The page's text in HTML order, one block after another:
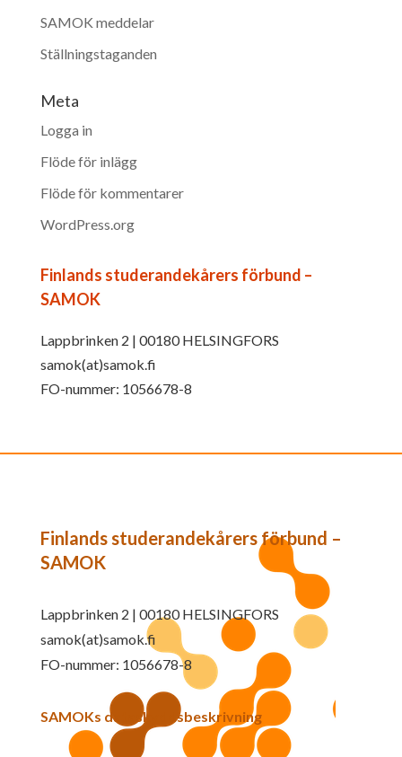
SAMOK meddelar
Ställningstaganden
Meta
Logga in
Flöde för inlägg
Flöde för kommentarer
WordPress.org
Finlands studerandekårers förbund –
SAMOK
Lappbrinken 2 | 00180 HELSINGFORS
samok(at)samok.fi
FO-nummer: 1056678-8
Finlands studerandekårers förbund –
SAMOK
Lappbrinken 2 | 00180 HELSINGFORS
samok(at)samok.fi
FO-nummer: 1056678-8
SAMOKs dataskyddsbeskrivning